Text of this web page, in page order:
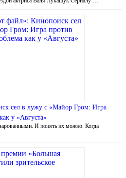
сел в лужу с «Майор Гром: Игра
у «Августа»
И понять их можно. Когда